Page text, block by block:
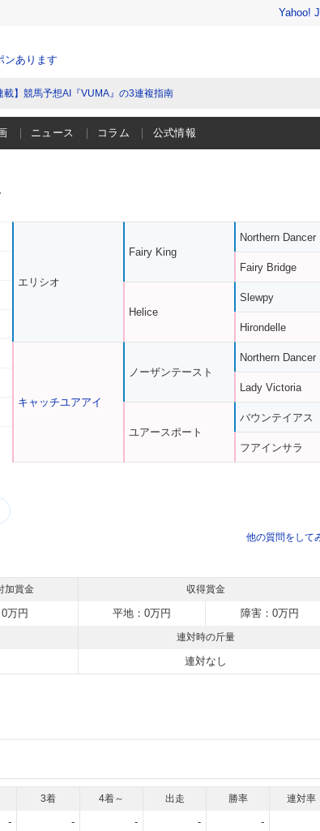
Yahoo!
ンあります
載】競馬予想AI『VUMA』の3連複指南
ニュース コラム 公式情報
エリシオ
キャッチユアアイ
Fairy King
Helice
ノーザンテースト
ユアースポート
Northern Dancer
Fairy Bridge
Slewpy
Hirondelle
Northern Dancer
Lady Victoria
バウンテイアス
フアインサラ
他の質問をして
加賞金 収得賞金
0万円 平地：0万円 障害：0万円
連対時の斤量
連対なし
3着 4着～ 出走 勝率 連対率
- - - - -